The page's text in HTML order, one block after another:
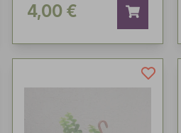
4,00 €